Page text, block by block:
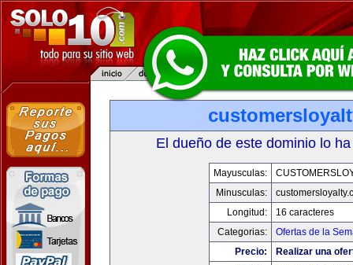
El dueño de este dominio lo
Mayusculas:
Minusculas:
Longitud:
16 caracteres
Categorias:
Ofertas de la
Precio:
Realizar una